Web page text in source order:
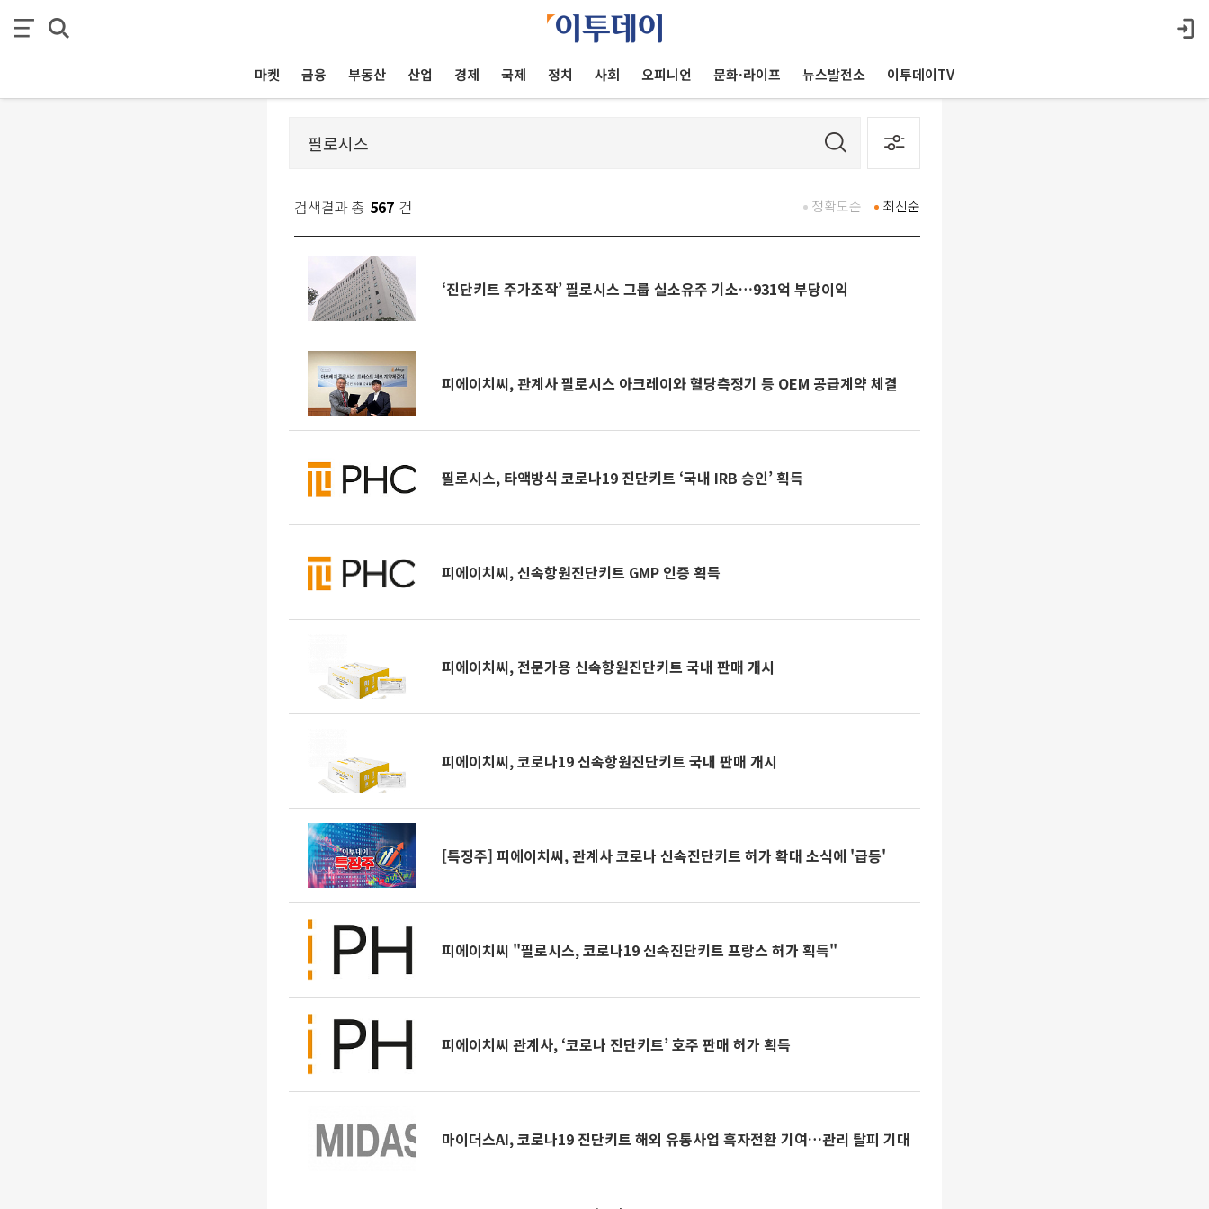
마켓 금융 부동산 산업 경제 국제 정치 사회 오피니언 문화·라이프 뉴스발전소 이투데이TV
검색결과 총 567 건 최신순
정확도순
‘진단키트 주가조작’ 필로시스 그룹 실소유주 기소…931억 부당이익
피에이치씨, 관계사 필로시스 아크레이와 혈당측정기 등 OEM 공급계약 체결
필로시스, 타액방식 코로나19 진단키트 ‘국내 IRB 승인’ 획득
피에이치씨, 신속항원진단키트 GMP 인증 획득
피에이치씨, 전문가용 신속항원진단키트 국내 판매 개시
피에이치씨, 코로나19 신속항원진단키트 국내 판매 개시
[특징주] 피에이치씨, 관계사 코로나 신속진단키트 허가 확대 소식에 '급등'
피에이치씨 "필로시스, 코로나19 신속진단키트 프랑스 허가 획득"
피에이치씨 관계사, ‘코로나 진단키트’ 호주 판매 허가 획득
마이더스AI, 코로나19 진단키트 해외 유통사업 흑자전환 기여…관리 탈피 기대